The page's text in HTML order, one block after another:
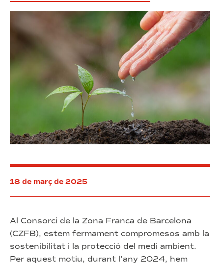
18 de març de 2025
Al Consorci de la Zona Franca de Barcelona
(CZFB), estem fermament compromesos amb la
sostenibilitat i la protecció del medi ambient.
Per aquest motiu, durant l’any 2024, hem